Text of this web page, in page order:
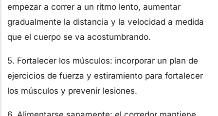
empezar a correr a un ritmo lento, aumentar
gradualmente la distancia y la velocidad a medida
que el cuerpo se va acostumbrando.
5. Fortalecer los músculos: incorporar un plan de
ejercicios de fuerza y estiramiento para fortalecer
los músculos y prevenir lesiones.